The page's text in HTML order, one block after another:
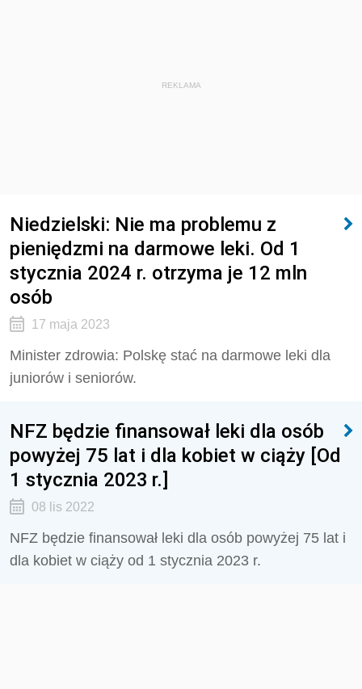
REKLAMA
Niedzielski: Nie ma problemu z
pieniędzmi na darmowe leki. Od 1
stycznia 2024 r. otrzyma je 12 mln
osób
17 maja 2023
Minister zdrowia: Polskę stać na darmowe leki dla
juniorów i seniorów.
NFZ będzie finansował leki dla osób
powyżej 75 lat i dla kobiet w ciąży [Od
1 stycznia 2023 r.]
08 lis 2022
NFZ będzie finansował leki dla osób powyżej 75 lat i
dla kobiet w ciąży od 1 stycznia 2023 r.